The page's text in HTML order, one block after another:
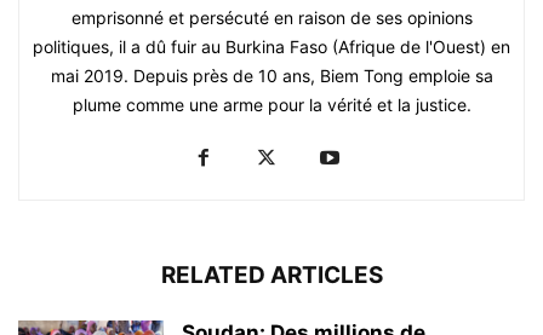
emprisonné et persécuté en raison de ses opinions
politiques, il a dû fuir au Burkina Faso (Afrique de l'Ouest) en
mai 2019. Depuis près de 10 ans, Biem Tong emploie sa
plume comme une arme pour la vérité et la justice.
RELATED ARTICLES